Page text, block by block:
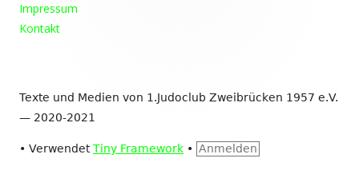
Inhalt
Impressum
Kontakt
Texte und Medien von 1.Judoclub Zweibrücken 1957 e.V.
— 2020-2021
• VerwendetTiny Framework • Anmelden